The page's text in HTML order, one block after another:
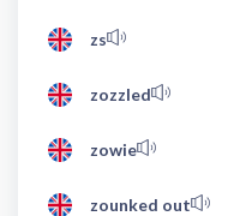
zs
zozzled
zowie
zounked out